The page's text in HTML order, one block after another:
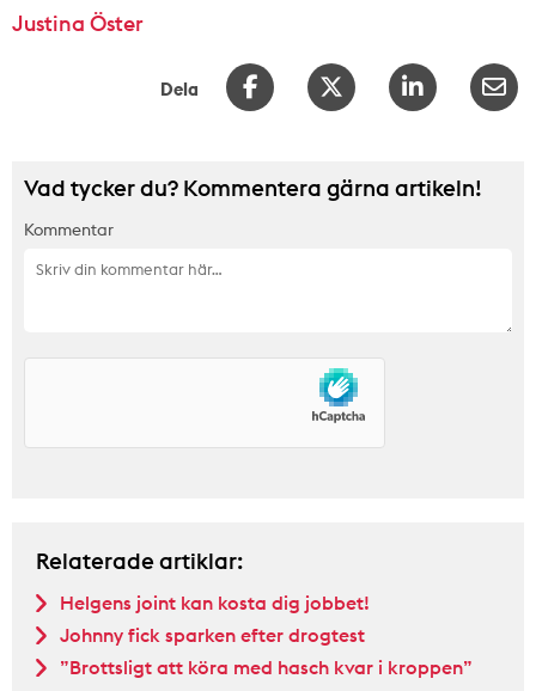
Justina Öster
Dela
Vad tycker du? Kommentera gärna artikeln!
Kommentar
Relaterade artiklar:
Helgens joint kan kosta dig jobbet!
Johnny fick sparken efter drogtest
”Brottsligt att köra med hasch kvar i kroppen”